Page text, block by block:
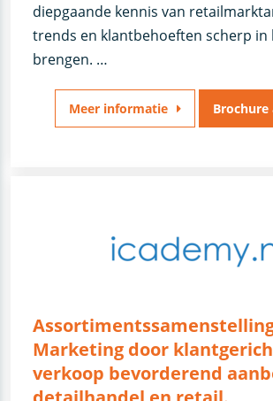
diepgaande kennis van
trends en klantbehoeften scherp in
brengen. …
Meer informatie Brochure
Marketing door
verkoop bevorderend